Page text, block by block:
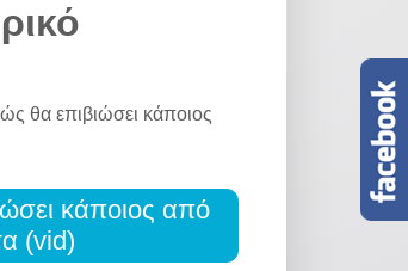
θα επιβιώσει κάποιος
κάποιος από
(vid)